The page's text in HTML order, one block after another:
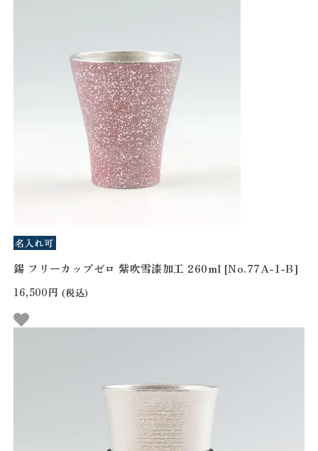
錫 フリーカップゼロ 紫吹雪漆加工 260ml [No.77A-1-B]
16,500円 (税込)